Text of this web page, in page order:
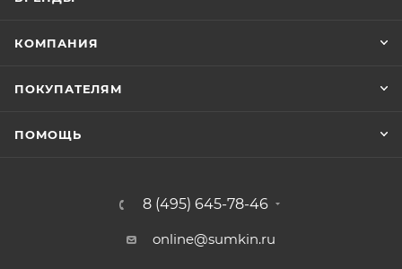
цветов и 4 режима свечения (работает от трех
технический карман на молнии. по бокам – карман-
повышающими безопасность ребенка в темное
КОМПАНИЯ
ПОКУПАТЕЛЯМ
ПОМОЩЬ
8 (495) 645-78-46
online@sumkin.ru